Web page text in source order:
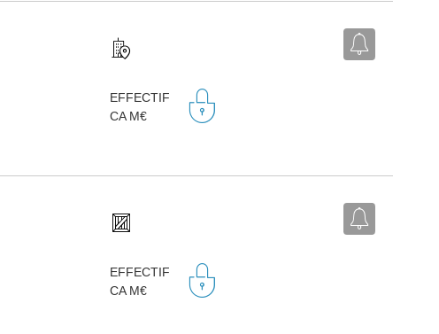
EFFECTIF
CA M€
EFFECTIF
CA M€